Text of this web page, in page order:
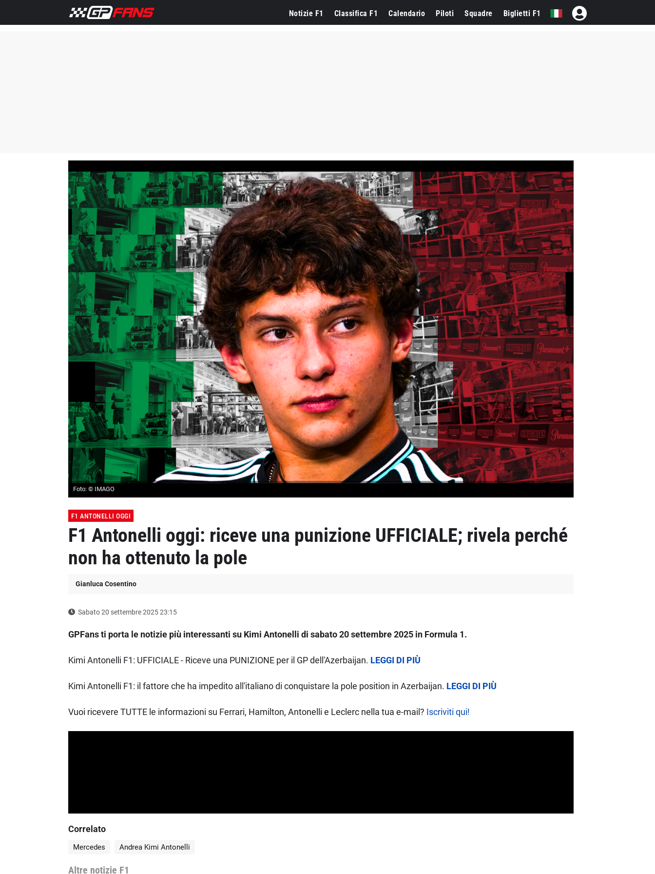
Notizie F1 Classifica F1 Calendario Piloti Squadre Biglietti F1
Foto: © IMAGO
F1 ANTONELLI OGGI
F1 Antonelli oggi: riceve una punizione UFFICIALE; rivela perché
non ha ottenuto la pole
Gianluca Cosentino
Sabato 20 settembre 2025 23:15
GPFans ti porta le notizie più interessanti su Kimi Antonelli di sabato 20 settembre 2025 in Formula 1.
Kimi Antonelli F1: UFFICIALE - Riceve una PUNIZIONE per il GP dell'Azerbaijan. LEGGI DI PIÙ
Kimi Antonelli F1: il fattore che ha impedito all'italiano di conquistare la pole position in Azerbaijan. LEGGI DI PIÙ
Vuoi ricevere TUTTE le informazioni su Ferrari, Hamilton, Antonelli e Leclerc nella tua e-mail? Iscriviti qui!
Correlato
Mercedes Andrea Kimi Antonelli
Altre notizie F1